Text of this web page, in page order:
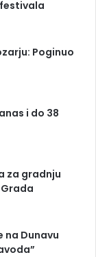
festivala
Poginuo
i do 38
za gradnju
na Dunavu